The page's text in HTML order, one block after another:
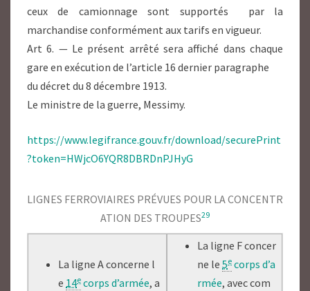
ceux de camionnage sont supportés par la
marchandise conformément aux tarifs en vigueur.
Art 6. — Le présent arrêté sera affiché dans chaque
gare en exécution de l’article 16 dernier paragraphe
du décret du 8 décembre 1913.
Le ministre de la guerre, Messimy.
https://www.legifrance.gouv.fr/download/securePrint
?token=HWjcO6YQR8DBRDnPJHyG
LIGNES FERROVIAIRES PRÉVUES POUR LA CONCENTR
ATION DES TROUPES29
La ligne A concerne l
e 14e corps d’armée, a
La ligne F concer
ne le5e corps d’a
rmée, avec com